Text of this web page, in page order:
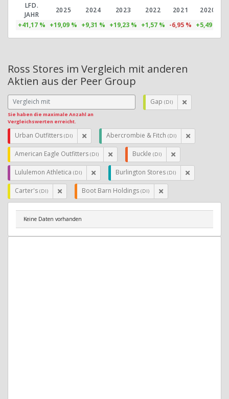
LFD.
JAHR
2025 2024 2023 2022 2021
2020
+41,17 % +19,09 % +9,31 % +19,23 % +1,57 % -6,95 % +5,49 %
Ross Stores im Vergleich mit anderen
Aktien aus der Peer Group
Sie haben die maximale Anzahl an
Vergleichswerten erreicht.
Gap (DI)
Urban Outfitters (DI) Abercrombie & Fitch (DI)
American Eagle Outfitters (DI) Buckle (DI)
Lululemon Athletica (DI) Burlington Stores (DI)
Carter's (DI) Boot Barn Holdings (DI)
Keine Daten vorhanden